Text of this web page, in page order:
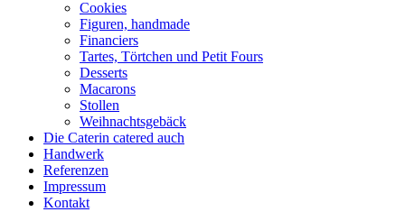
Cookies
Figuren, handmade
Financiers
Tartes, Törtchen und Petit Fours
Desserts
Macarons
Stollen
Weihnachtsgebäck
Die Caterin catered auch
Handwerk
Referenzen
Impressum
Kontakt